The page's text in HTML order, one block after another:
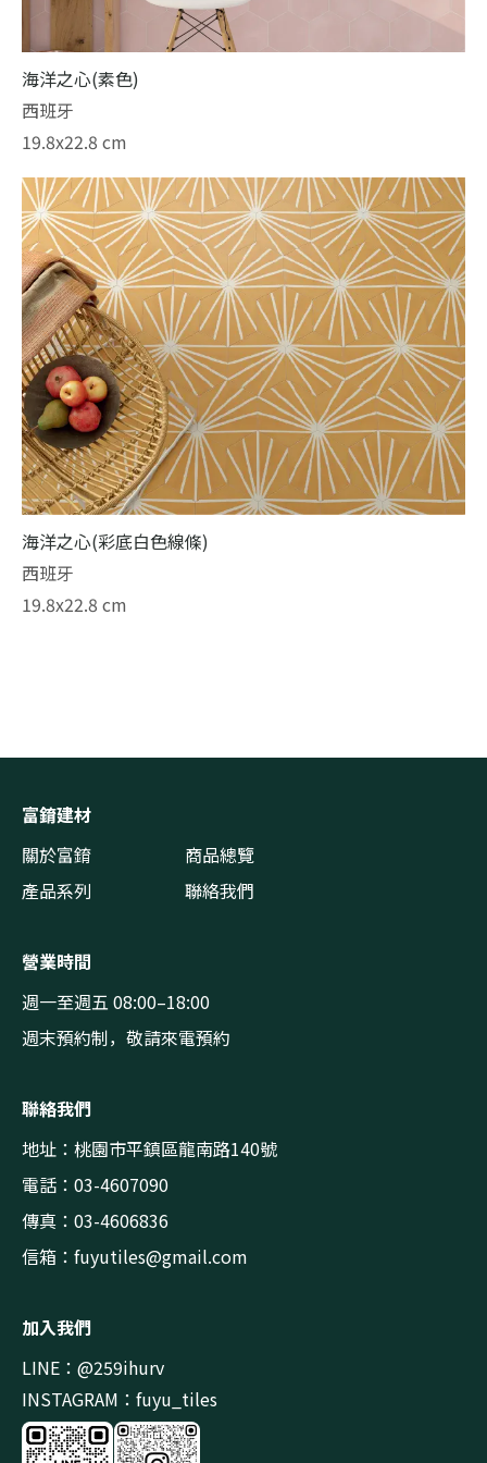
海洋之心(素色)
西班牙
19.8x22.8 cm
海洋之心(彩底白色線條)
西班牙
19.8x22.8 cm
富錥建材
關於富錥
商品總覽
產品系列
聯絡我們
營業時間
週一至週五 08:00–18:00
週末預約制，敬請來電預約
聯絡我們
地址：桃園市平鎮區龍南路140號
電話：03-4607090
傳真：03-4606836
信箱： fuyutiles@gmail.com
加入我們
LINE：@259ihurv
INSTAGRAM：fuyu_tiles